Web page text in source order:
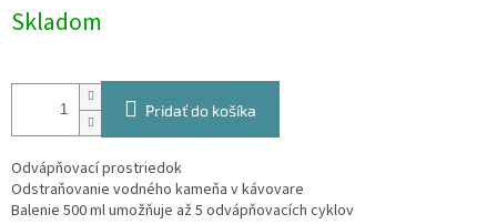
cena:
Skladom
Pridať do košíka
Odvápňovací prostriedok
Odstraňovanie vodného kameňa v kávovare
Balenie 500 ml umožňuje až 5 odvápňovacích cyklov